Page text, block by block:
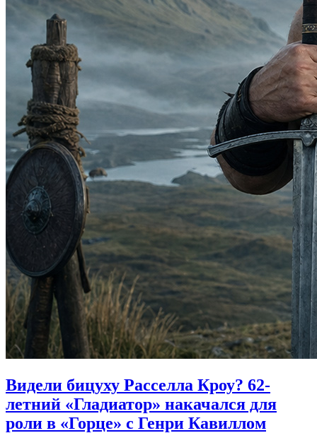
Видели бицуху Расселла Кроу? 62-
летний «Гладиатор» накачался для
роли в «Горце» с Генри Кавиллом